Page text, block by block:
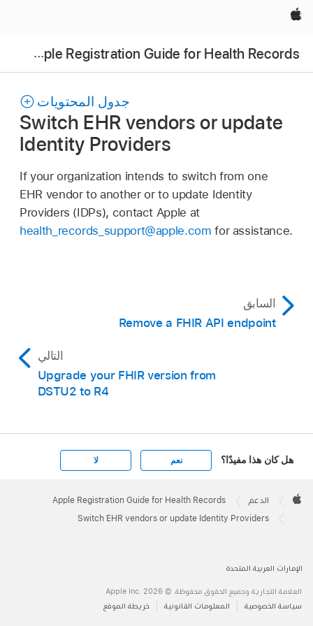
Apple‏
Apple Registration Guide for Health Records
جدول المحتويات
Switch EHR vendors or update
Identity Providers
If your organization intends to switch from one
EHR vendor to another or to update Identity
Providers (IDPs), contact Apple at
health_records_support@apple.com for assistance.
السابق
Remove a FHIR API endpoint
التالي
Upgrade your FHIR version from
DSTU2 to R4
هل كان هذا مفيدًا؟ نعم لا
Footer

الدعم Apple Registration Guide for Health Records
Switch EHR vendors or update Identity Providers
الإمارات العربية المتحدة
العلامة التجارية وجميع الحقوق محفوظة. © 2026 ‏.Apple Inc
سياسة الخصوصية
المعلومات القانونية خريطة الموقع